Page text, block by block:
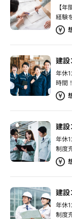
【
経験
建設
年休
時間
建設
年休
制度
建設
年休
制度